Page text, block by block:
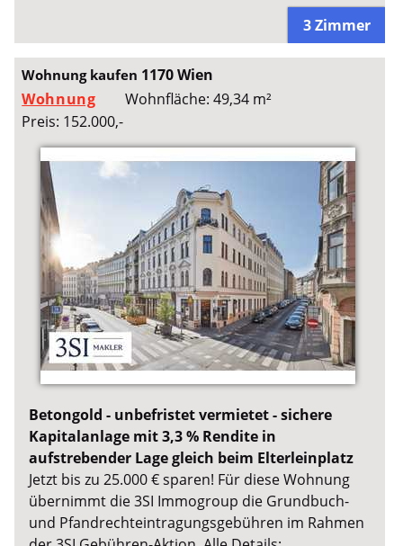
3 Zimmer
Wohnung kaufen 1170 Wien
Wohnung
Wohnfläche: 49,34 m²
Preis: 152.000,-
Betongold - unbefristet vermietet - sichere
Kapitalanlage mit 3,3 % Rendite in
aufstrebender Lage gleich beim Elterleinplatz
Jetzt bis zu 25.000 € sparen! Für diese Wohnung
übernimmt die 3SI Immogroup die Grundbuch-
und Pfandrechteintragungsgebühren im Rahmen